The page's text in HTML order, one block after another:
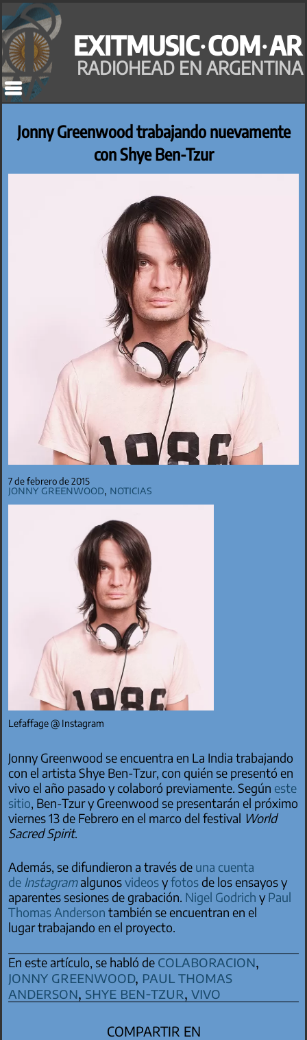
Saltar
al
contenido
EXITMUSIC·COM·AR
RADIOHEAD EN ARGENTINA
Jonny Greenwood trabajando nuevamente
con Shye Ben-Tzur
7 de febrero de 2015
Jonny Greenwood, Noticias
Lefaffage @ Instagram
Jonny Greenwood se encuentra en La India trabajando
con el artista Shye Ben-Tzur, con quién se presentó en
vivo el año pasado y colaboró previamente. Según este
sitio, Ben-Tzur y Greenwood se presentarán el próximo
viernes 13 de Febrero en el marco del festival World
Sacred Spirit.
Además, se difundieron a través de una cuenta
de Instagramalgunosvideosyfotosde los ensayos y
aparentes sesiones de grabación. Nigel Godrich yPaul
Thomas Anderson también se encuentran en el
lugar trabajando en el proyecto.
En este artículo, se habló de colaboracion,
jonny greenwood, paul thomas
anderson, shye ben-tzur,vivo
COMPARTIR EN